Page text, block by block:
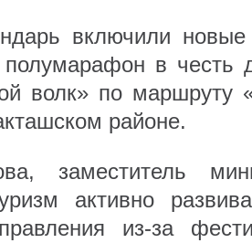
включили
полумарафон в честь
волк» по маршруту
районе.
заместитель
активно
из-за